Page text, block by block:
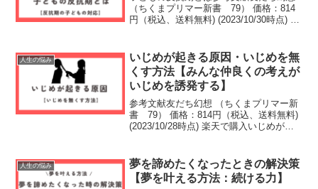
（ちくまプリマー新書 79） 価格：814
円（税込、送料無料) (2023/10/30時点) 楽
験する。定位家族とは自分が生まれ親...
人生の悩み
いじめが起きる原因・いじめを無
くす方法【みんな仲良くの考えが
いじめを誘発する】
参考文献友だち幻想 （ちくまプリマー新
書 79） 価格：814円（税込、送料無料)
(2023/10/28時点) 楽天で購入いじめが起
会は昔と違い、人と関わらずとも生き...
人生の悩み
夢を諦めたくなったときの解決策
【夢を叶える方法：続ける力】